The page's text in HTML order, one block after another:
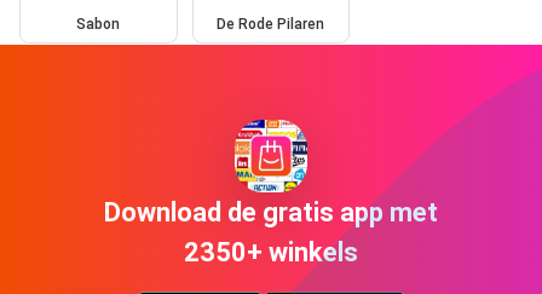
Sabon De Rode Pilaren
Download de gratis app met
2350+ winkels